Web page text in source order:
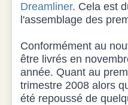
Dreamliner. Cela est
l'assemblage des
Conformément au
être livrés en
année. Quant au
trimestre 2008 alors
été repoussé de